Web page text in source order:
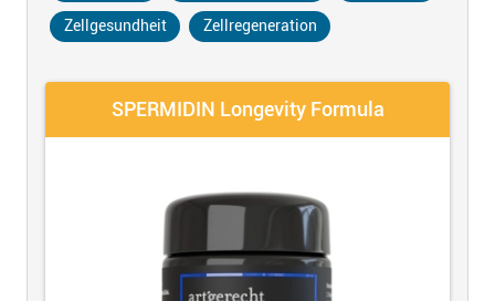
Zellgesundheit Zellregeneration
SPERMIDIN Longevity Formula